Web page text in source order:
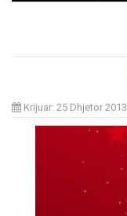
Krijuar: 25 Dhjetor 2013